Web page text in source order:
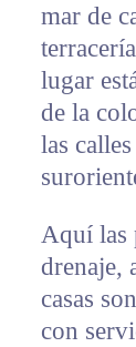
mar de
lugar
de la
las
Aquí las
drenaje,
casas
con